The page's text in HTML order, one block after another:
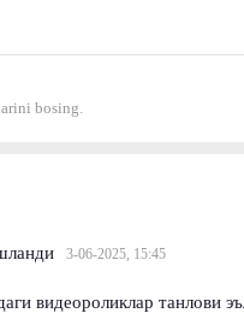
bosing.
3-06-2025, 15:45
видеороликлар танлови